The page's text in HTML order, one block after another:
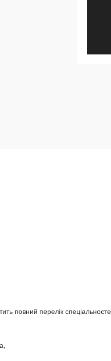
повний перелік